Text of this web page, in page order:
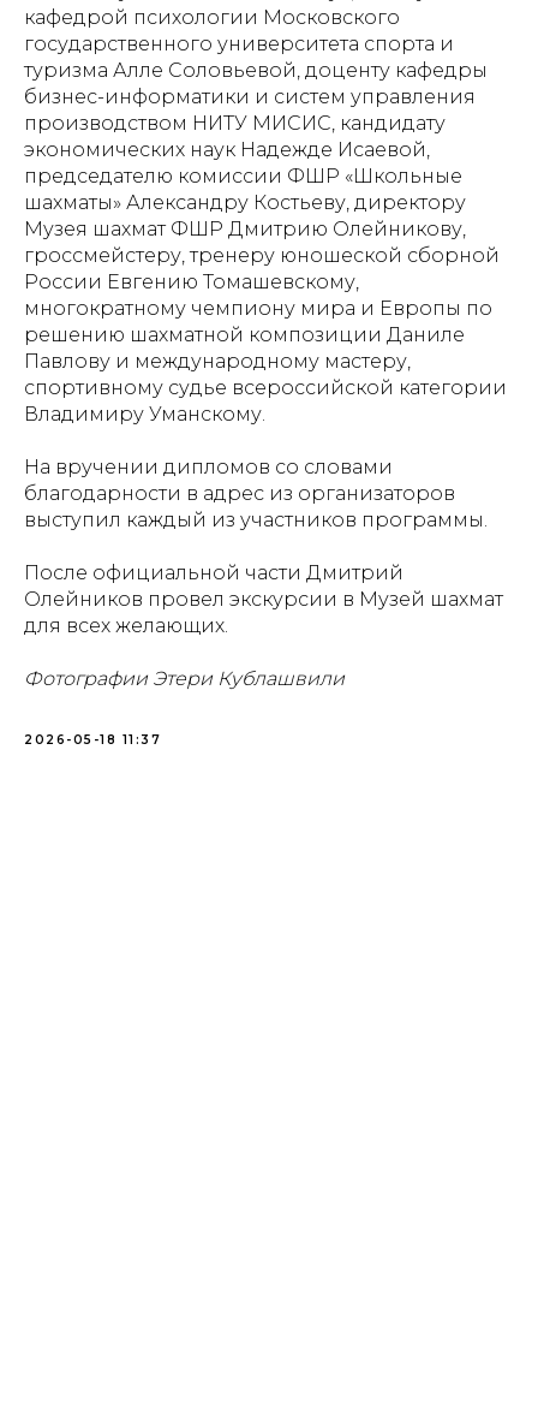
кафедрой психологии Московского
государственного университета спорта и
туризма Алле Соловьевой, доценту кафедры
бизнес-информатики и систем управления
производством НИТУ МИСИС, кандидату
экономических наук Надежде Исаевой,
председателю комиссии ФШР «Школьные
шахматы» Александру Костьеву, директору
Музея шахмат ФШР Дмитрию Олейникову,
гроссмейстеру, тренеру юношеской сборной
России Евгению Томашевскому,
многократному чемпиону мира и Европы по
решению шахматной композиции Даниле
Павлову и международному мастеру,
спортивному судье всероссийской категории
Владимиру Уманскому.
На вручении дипломов со словами
благодарности в адрес из организаторов
выступил каждый из участников программы.
После официальной части Дмитрий
Олейников провел экскурсии в Музей шахмат
для всех желающих.
Фотографии Этери Кублашвили
2026-05-18 11:37